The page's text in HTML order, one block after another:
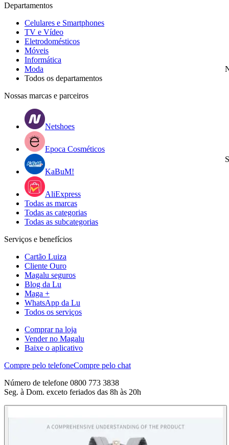
Departamentos
Celulares e Smartphones
TV e Vídeo
Eletrodomésticos
Móveis
Informática
Moda
Todos os departamentos
Nossas marcas e parceiros
Netshoes
Epoca Cosméticos
KaBuM!
AliExpress
Todas as marcas
Todas as categorias
Todas as subcategorias
Serviços e benefícios
Cartão Luiza
Cliente Ouro
Magalu seguros
Blog da Lu
Maga +
WhatsApp da Lu
Todos os serviços
Comprar na loja
Vender no Magalu
Baixe o aplicativo
Compre pelo telefoneCompre pelo chat
Número de telefone 0800 773 3838
Seg. à Dom. exceto feriados das 8h às 20h